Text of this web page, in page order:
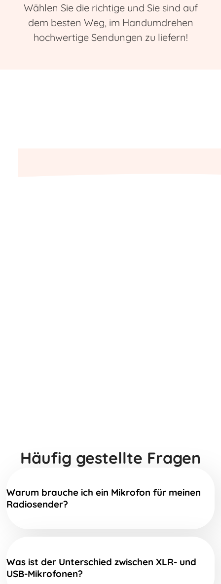
Wählen Sie die richtige und Sie sind auf
dem besten Weg, im Handumdrehen
hochwertige Sendungen zu liefern!
Häufig gestellte Fragen
Warum brauche ich ein Mikrofon für meinen
Radiosender?
Was ist der Unterschied zwischen XLR- und
USB-Mikrofonen?